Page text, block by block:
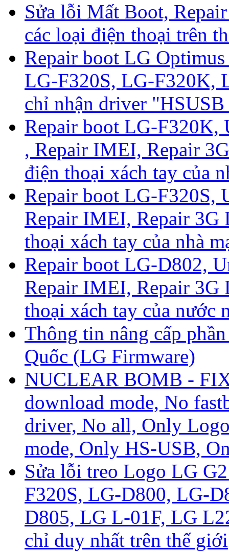
Sửa lỗi Mất Boot,
các loại điện thoại trên
Repair boot LG
LG-F320S, LG-F320K,
chỉ nhận driver
Repair boot LG-
, Repair IMEI, Repair
điện thoại xách tay của
Repair boot LG-F320S,
Repair IMEI, Repair 3G
thoại xách tay của nhà
Repair boot LG-D802,
Repair IMEI, Repair
thoại xách tay của nước
Thông tin nâng cấp
Quốc (LG Firmware)
NUCLEAR BOMB -
download mode, No
driver, No all, Only
mode, Only HS-USB,
Sửa lỗi treo Logo LG
F320S, LG-D800, LG-
D805, LG L-01F, LG
chỉ duy nhất trên thế giới